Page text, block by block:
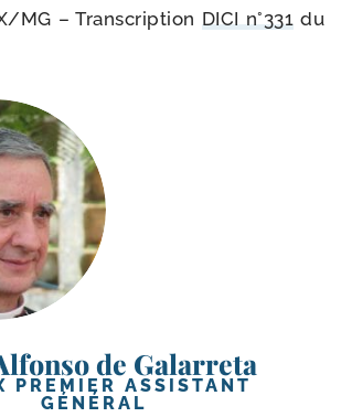
​MG – Transcription DICI n°331 du
de Galarreta
PREMIER ASSISTANT
GÉNÉRAL